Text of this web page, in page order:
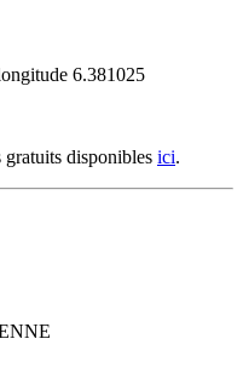
6.381025
gratuits disponibles ici.